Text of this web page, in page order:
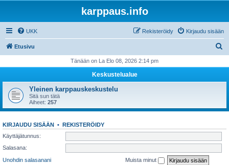
karppaus.info
UKK Kirjaudu sisään
Rekisteröidy
Etusivu
i
Tänään on La Elo 08, 2026 2:14 pm
Keskustelualue
Yleinen karppauskeskustelu
Sitä sun tätä
Aiheet: 257
KIRJAUDU SISÄÄN • REKISTERÖIDY
Käyttäjätunnus:
Salasana:
Unohdin salasanani
Muista minut